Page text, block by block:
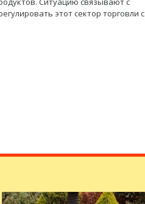
этот сектор торговли с